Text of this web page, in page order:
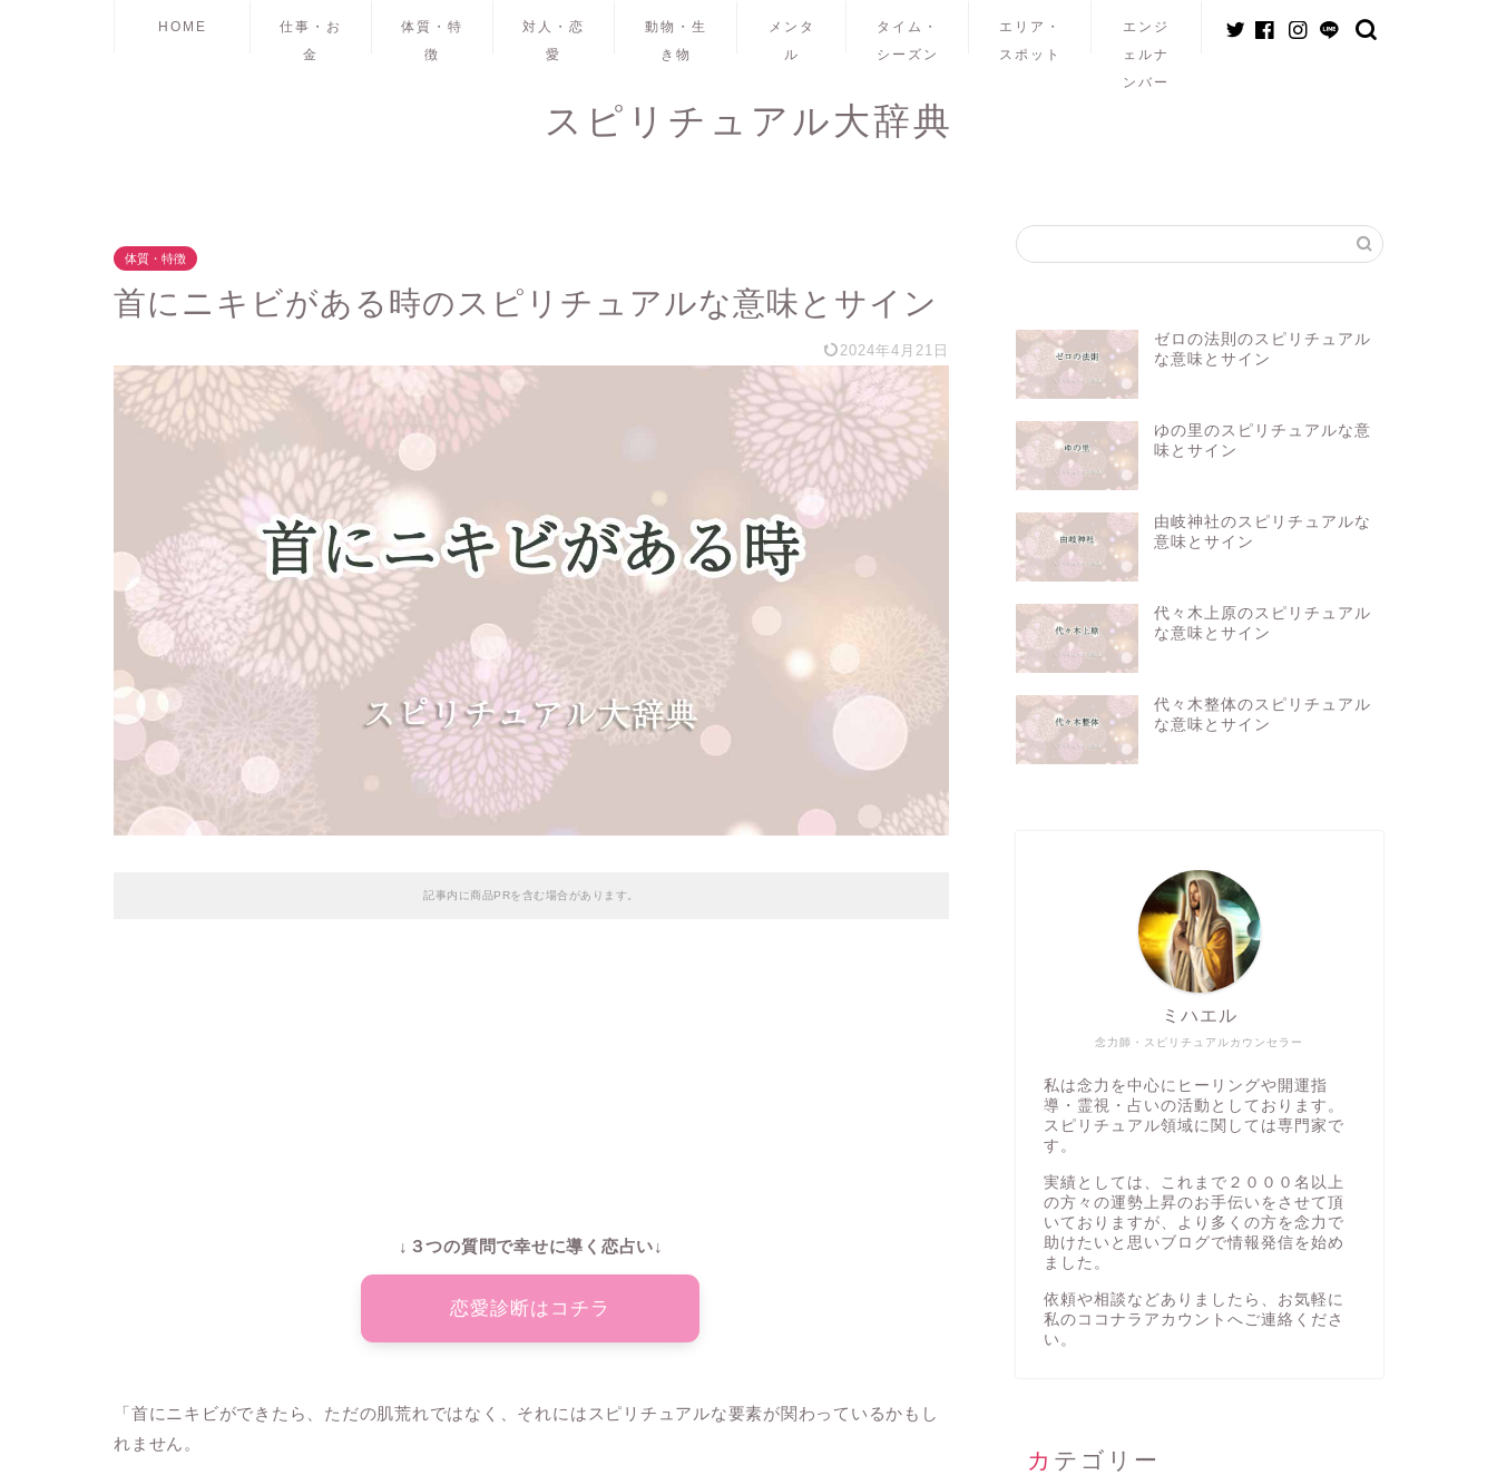
HOME
仕事・お
金
体質・特
徴
対人・恋
愛
動物・生
き物
メンタ
ル
タイム・
シーズン
エリア・
スポット
エンジ
ェルナ
ンバー
スピリチュアル大辞典
体質・特徴
首にニキビがある時のスピリチュアルな意味とサイン
2024年4月21日
記事内に商品PRを含む場合があります。
↓３つの質問で幸せに導く恋占い↓
恋愛診断はコチラ
「首にニキビができたら、ただの肌荒れではなく、それにはスピリチュアルな要素が関わっているかもし
れません。
ゼロの法則のスピリチュアル
な意味とサイン
ゆの里のスピリチュアルな意
味とサイン
由岐神社のスピリチュアルな
意味とサイン
代々木上原のスピリチュアル
な意味とサイン
代々木整体のスピリチュアル
な意味とサイン
念力師・スピリチュアルカウンセラー
ミハエル
私は念力を中心にヒーリングや開運指
導・霊視・占いの活動としております。
スピリチュアル領域に関しては専門家で
す。
実績としては、これまで２０００名以上
の方々の運勢上昇のお手伝いをさせて頂
いておりますが、より多くの方を念力で
助けたいと思いブログで情報発信を始め
ました。
依頼や相談などありましたら、お気軽に
私の ココナラアカウント へご連絡くださ
い。
カテゴリー